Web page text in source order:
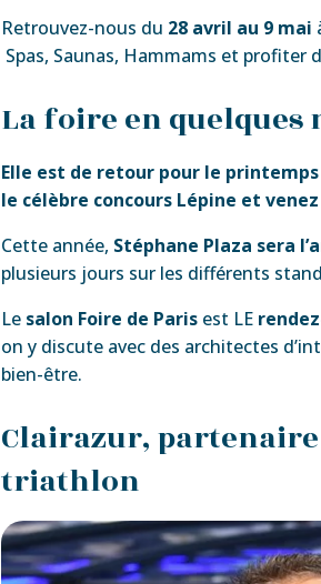
Retrouvez-nous du 28 avril au 9 mai
Spas, Saunas, Hammams et profiter
La foire en quelques
Elle est de retour pour le
le célèbre concours Lépine et
Cette année, Stéphane Plaza sera
plusieurs jours sur les différents
Le salon Foire de Paris est LE
on y discute avec des architectes
bien-être.
Clairazur,
triathlon